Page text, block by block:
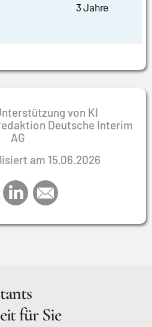
3 Jahre
von KI
Deutsche Interim
AG
am 15.06.2026
für Sie